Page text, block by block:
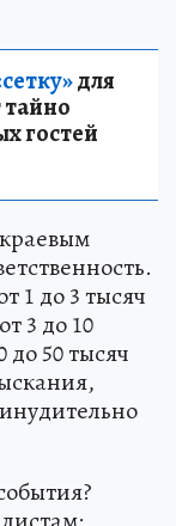
для
тайно
гостей
1 до 3 тысяч
3 до 10
50 тысяч